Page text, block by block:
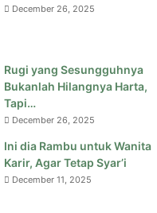
December 26, 2025
Rugi yang Sesungguhnya
Bukanlah Hilangnya Harta,
Tapi…
December 26, 2025
Ini dia Rambu untuk Wanita
Karir, Agar Tetap Syar’i
December 11, 2025